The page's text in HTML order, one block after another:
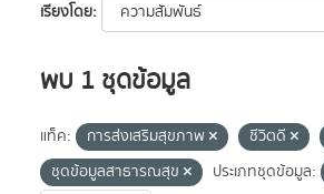
เรียงโดย
พบ 1 ชุดข้อมูล
แท็ค: การส่งเสริมสุขภาพ ชีวิตดี
ชุดข้อมูลสาธารณสุข
ประเภทชุดข้อมูล: